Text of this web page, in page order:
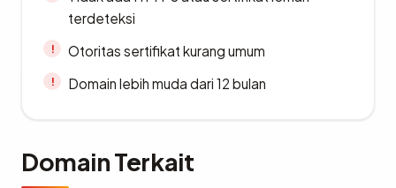
terdeteksi
Otoritas sertifikat kurang umum
Domain lebih muda dari 12 bulan
Domain Terkait